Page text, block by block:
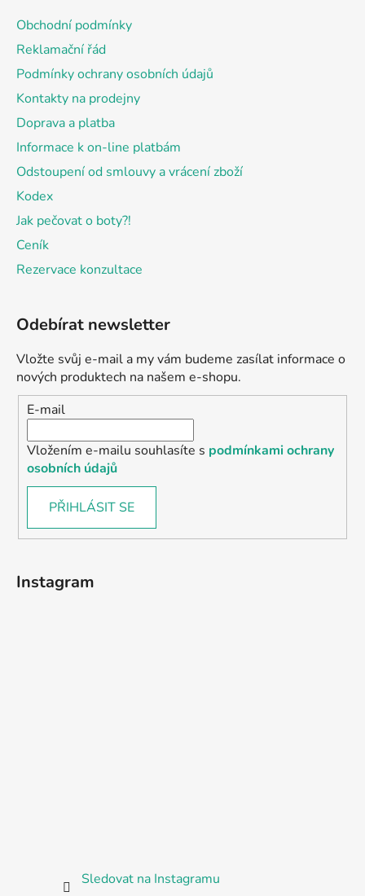
Obchodní podmínky
Reklamační řád
Podmínky ochrany osobních údajů
Kontakty na prodejny
Doprava a platba
Informace k on-line platbám
Odstoupení od smlouvy a vrácení zboží
Kodex
Jak pečovat o boty?!
Ceník
Rezervace konzultace
Odebírat newsletter
Vložte svůj e-mail a my vám budeme zasílat informace o
nových produktech na našem e-shopu.
E-mail
Vložením e-mailu souhlasíte s podmínkami ochrany
osobních údajů
PŘIHLÁSIT SE
Instagram
Sledovat na Instagramu